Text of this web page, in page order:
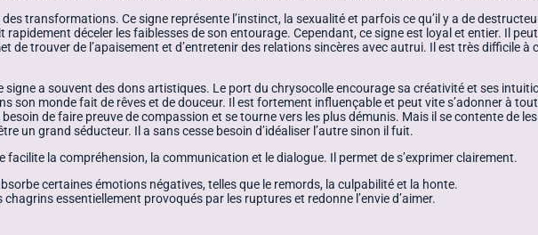
transformations. Ce signe représente l’instinct, la sexualité et parfois ce qu’il y a de
déceler les faiblesses de son entourage. Cependant, ce signe est loyal et entier. Il
de trouver de l’apaisement et d’entretenir des relations sincères avec autrui. Il est très difficile
signe a souvent des dons artistiques. Le port du chrysocolle encourage sa créativité et ses
son monde fait de rêves et de douceur. Il est fortement influençable et peut vite s’adonner à
de faire preuve de compassion et se tourne vers les plus démunis. Mais il se contente de
un grand séducteur. Il a sans cesse besoin d’idéaliser l’autre sinon il fuit.
facilite la compréhension, la communication et le dialogue. Il permet de s’exprimer clairement.
certaines émotions négatives, telles que le remords, la culpabilité et la honte.
essentiellement provoqués par les ruptures et redonne l’envie d’aimer.